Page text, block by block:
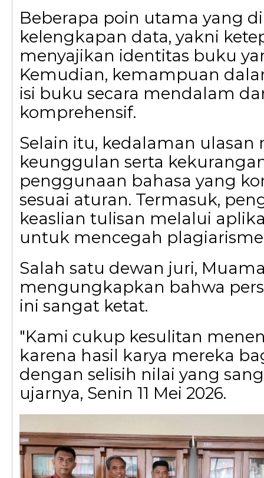
Beberapa poin utama yang
kelengkapan data, yakni
menyajikan identitas buku
Kemudian, kemampuan
isi buku secara mendalam
komprehensif.
Selain itu, kedalaman ulasan
keunggulan serta
penggunaan bahasa yang
sesuai aturan. Termasuk,
keaslian tulisan melalui
untuk mencegah
Salah satu dewan juri,
mengungkapkan bahwa
ini sangat ketat.
"Kami cukup kesulitan
karena hasil karya mereka
dengan selisih nilai yang
ujarnya, Senin 11 Mei 2026.